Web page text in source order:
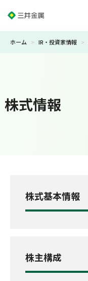
株式情報
ホーム > IR・投資家情報 >
株式基本情報
株主構成